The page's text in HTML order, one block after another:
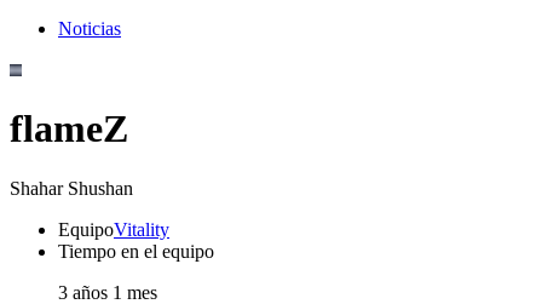
Noticias
flameZ
Shahar Shushan
EquipoVitality
Tiempo en el equipo
3 años 1 mes